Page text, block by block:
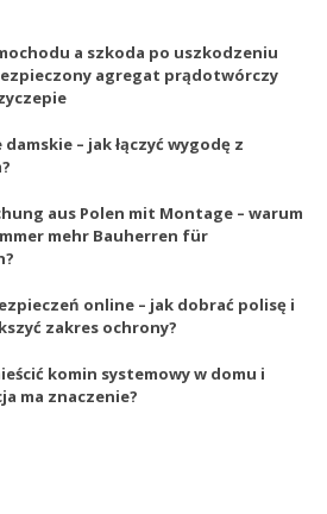
a szkoda po uszkodzeniu
agregat prądotwórczy
– jak łączyć wygodę z
aus Polen mit Montage – warum
mehr Bauherren für
online – jak dobrać polisę i
zakres ochrony?
komin systemowy w domu i
ma znaczenie?